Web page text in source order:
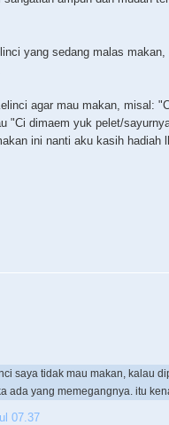
yang sedang malas
agar mau makan, misal:
"Ci dimaem yuk pelet/
ini nanti aku kasih hadiah
saya tidak mau makan, kalau
ada yang memegangnya. itu
07.37